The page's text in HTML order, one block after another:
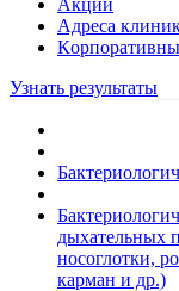
Акции
Адреса
Узнать результаты
дыхательных
носоглотки,
карман и др.)